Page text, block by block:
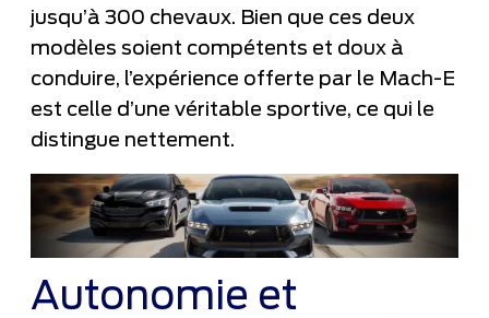
jusqu’à 300 chevaux. Bien que ces deux
modèles soient compétents et doux à
conduire, l’expérience offerte par le Mach-E
est celle d’une véritable sportive, ce qui le
distingue nettement.
Autonomie et